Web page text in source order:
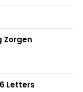
Zorgen
Letters